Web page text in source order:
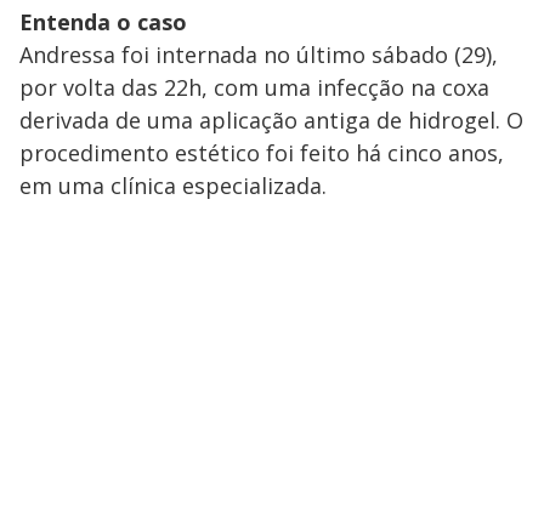
Entenda o caso
Andressa foi internada no último sábado (29),
por volta das 22h, com uma infecção na coxa
derivada de uma aplicação antiga de hidrogel. O
procedimento estético foi feito há cinco anos,
em uma clínica especializada.